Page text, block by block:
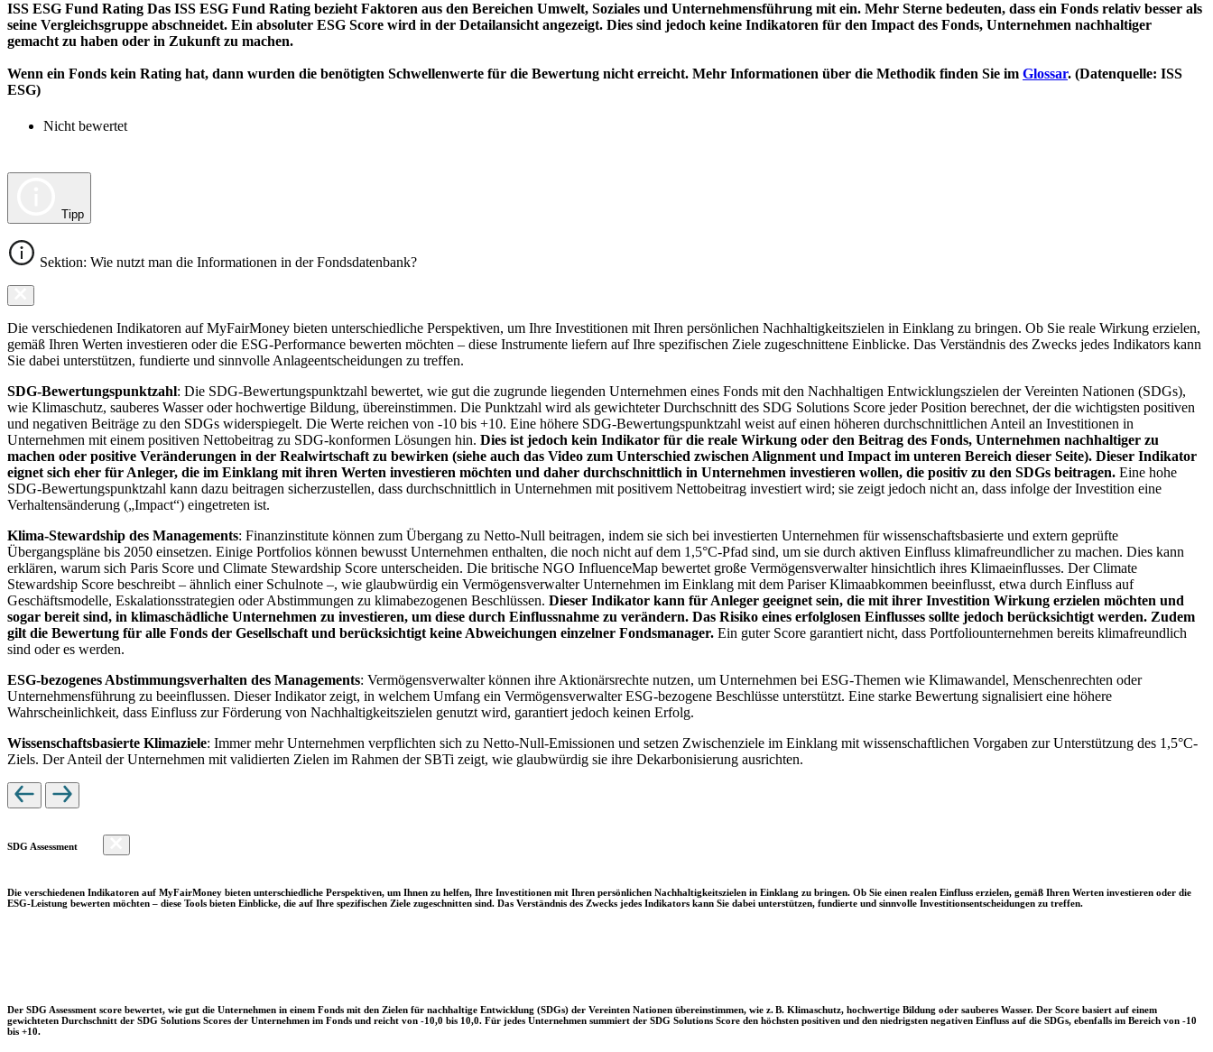
ISS ESG Fund Rating Das ISS ESG Fund Rating bezieht Faktoren aus den Bereichen Umwelt, Soziales und Unternehmensführung mit ein. Mehr Sterne bedeuten, dass ein Fonds relativ besser als
seine Vergleichsgruppe abschneidet. Ein absoluter ESG Score wird in der Detailansicht angezeigt. Dies sind jedoch keine Indikatoren für den Impact des Fonds, Unternehmen nachhaltiger
gemacht zu haben oder in Zukunft zu machen.
Wenn ein Fonds kein Rating hat, dann wurden die benötigten Schwellenwerte für die Bewertung nicht erreicht. Mehr Informationen über die Methodik finden Sie im Glossar. (Datenquelle: ISS
ESG)
Nicht bewertet
Tipp
Sektion: Wie nutzt man die Informationen in der Fondsdatenbank?
Die verschiedenen Indikatoren auf MyFairMoney bieten unterschiedliche Perspektiven, um Ihre Investitionen mit Ihren persönlichen Nachhaltigkeitszielen in Einklang zu bringen. Ob Sie reale Wirkung erzielen,
gemäß Ihren Werten investieren oder die ESG-Performance bewerten möchten – diese Instrumente liefern auf Ihre spezifischen Ziele zugeschnittene Einblicke. Das Verständnis des Zwecks jedes Indikators kann
Sie dabei unterstützen, fundierte und sinnvolle Anlageentscheidungen zu treffen.
SDG-Bewertungspunktzahl: Die SDG-Bewertungspunktzahl bewertet, wie gut die zugrunde liegenden Unternehmen eines Fonds mit den Nachhaltigen Entwicklungszielen der Vereinten Nationen (SDGs),
wie Klimaschutz, sauberes Wasser oder hochwertige Bildung, übereinstimmen. Die Punktzahl wird als gewichteter Durchschnitt des SDG Solutions Score jeder Position berechnet, der die wichtigsten positiven
und negativen Beiträge zu den SDGs widerspiegelt. Die Werte reichen von -10 bis +10. Eine höhere SDG-Bewertungspunktzahl weist auf einen höheren durchschnittlichen Anteil an Investitionen in
Unternehmen mit einem positiven Nettobeitrag zu SDG-konformen Lösungen hin. Dies ist jedoch kein Indikator für die reale Wirkung oder den Beitrag des Fonds, Unternehmen nachhaltiger zu
machen oder positive Veränderungen in der Realwirtschaft zu bewirken (siehe auch das Video zum Unterschied zwischen Alignment und Impact im unteren Bereich dieser Seite). Dieser Indikator
eignet sich eher für Anleger, die im Einklang mit ihren Werten investieren möchten und daher durchschnittlich in Unternehmen investieren wollen, die positiv zu den SDGs beitragen. Eine hohe
SDG-Bewertungspunktzahl kann dazu beitragen sicherzustellen, dass durchschnittlich in Unternehmen mit positivem Nettobeitrag investiert wird; sie zeigt jedoch nicht an, dass infolge der Investition eine
Verhaltensänderung („Impact“) eingetreten ist.
Klima-Stewardship des Managements: Finanzinstitute können zum Übergang zu Netto-Null beitragen, indem sie sich bei investierten Unternehmen für wissenschaftsbasierte und extern geprüfte
Übergangspläne bis 2050 einsetzen. Einige Portfolios können bewusst Unternehmen enthalten, die noch nicht auf dem 1,5°C-Pfad sind, um sie durch aktiven Einfluss klimafreundlicher zu machen. Dies kann
erklären, warum sich Paris Score und Climate Stewardship Score unterscheiden. Die britische NGO InfluenceMap bewertet große Vermögensverwalter hinsichtlich ihres Klimaeinflusses. Der Climate
Stewardship Score beschreibt – ähnlich einer Schulnote –, wie glaubwürdig ein Vermögensverwalter Unternehmen im Einklang mit dem Pariser Klimaabkommen beeinflusst, etwa durch Einfluss auf
Geschäftsmodelle, Eskalationsstrategien oder Abstimmungen zu klimabezogenen Beschlüssen. Dieser Indikator kann für Anleger geeignet sein, die mit ihrer Investition Wirkung erzielen möchten und
sogar bereit sind, in klimaschädliche Unternehmen zu investieren, um diese durch Einflussnahme zu verändern. Das Risiko eines erfolglosen Einflusses sollte jedoch berücksichtigt werden. Zudem
gilt die Bewertung für alle Fonds der Gesellschaft und berücksichtigt keine Abweichungen einzelner Fondsmanager. Ein guter Score garantiert nicht, dass Portfoliounternehmen bereits klimafreundlich
sind oder es werden.
ESG-bezogenes Abstimmungsverhalten des Managements: Vermögensverwalter können ihre Aktionärsrechte nutzen, um Unternehmen bei ESG-Themen wie Klimawandel, Menschenrechten oder
Unternehmensführung zu beeinflussen. Dieser Indikator zeigt, in welchem Umfang ein Vermögensverwalter ESG-bezogene Beschlüsse unterstützt. Eine starke Bewertung signalisiert eine höhere
Wahrscheinlichkeit, dass Einfluss zur Förderung von Nachhaltigkeitszielen genutzt wird, garantiert jedoch keinen Erfolg.
Wissenschaftsbasierte Klimaziele: Immer mehr Unternehmen verpflichten sich zu Netto-Null-Emissionen und setzen Zwischenziele im Einklang mit wissenschaftlichen Vorgaben zur Unterstützung des 1,5°C-
Ziels. Der Anteil der Unternehmen mit validierten Zielen im Rahmen der SBTi zeigt, wie glaubwürdig sie ihre Dekarbonisierung ausrichten.
SDG Assessment
Die verschiedenen Indikatoren auf MyFairMoney bieten unterschiedliche Perspektiven, um Ihnen zu helfen, Ihre Investitionen mit Ihren persönlichen Nachhaltigkeitszielen in Einklang zu bringen. Ob Sie einen realen Einfluss erzielen, gemäß Ihren Werten investieren oder die
ESG-Leistung bewerten möchten – diese Tools bieten Einblicke, die auf Ihre spezifischen Ziele zugeschnitten sind. Das Verständnis des Zwecks jedes Indikators kann Sie dabei unterstützen, fundierte und sinnvolle Investitionsentscheidungen zu treffen.
Der SDG Assessment score bewertet, wie gut die Unternehmen in einem Fonds mit den Zielen für nachhaltige Entwicklung (SDGs) der Vereinten Nationen übereinstimmen, wie z. B. Klimaschutz, hochwertige Bildung oder sauberes Wasser. Der Score basiert auf einem
gewichteten Durchschnitt der SDG Solutions Scores der Unternehmen im Fonds und reicht von -10,0 bis 10,0. Für jedes Unternehmen summiert der SDG Solutions Score den höchsten positiven und den niedrigsten negativen Einfluss auf die SDGs, ebenfalls im Bereich von -10
bis +10.